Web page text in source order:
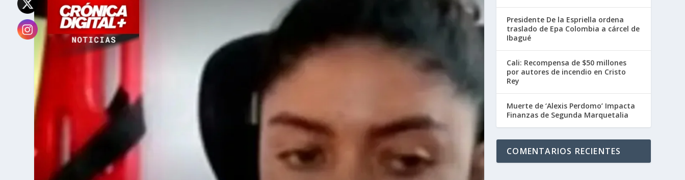
Presidente De la Espriella ordena
traslado de Epa Colombia a cárcel de
Ibagué
Cali: Recompensa de $50 millones
por autores de incendio en Cristo
Rey
Muerte de ‘Alexis Perdomo’ Impacta
Finanzas de Segunda Marquetalia
COMENTARIOS RECIENTES